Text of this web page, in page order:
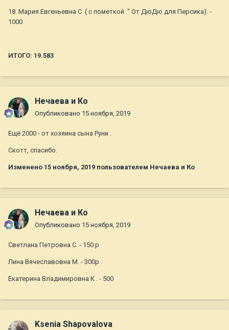
18. Мария Евгеньевна С ( с пометкой " От ДюДю для Персика). -
1000
ИТОГО: 19.583
Нечаева и Ко
Опубликовано 15 ноября, 2019
Ещё 2000 - от хозяина сына Руни .
Скотт, спасибо.
Изменено 15 ноября, 2019 пользователем Нечаева и Ко
Нечаева и Ко
Опубликовано 15 ноября, 2019
Светлана Петровна С. - 150 р
Лина Вячеславовна М. - 300р
Екатерина Владимировна К . - 500
Ksenia Shapovalova